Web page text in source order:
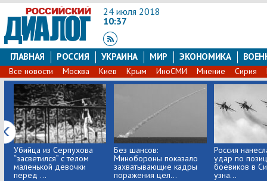
24 июля 2018
10:37
ГЛАВНАЯ РОССИЯ УКРАИНА МИР ЭКОНОМИКА
Все новости Москва Киев Крым ИноСМИ Мнение Сирия
Убийца из Серпухова
“засветился” с телом
маленькой девочки
перед ...
Без шансов:
Минобороны показало
захватывающие кадры
поражения цел...
Россия
удар по
боевиков в
узна...